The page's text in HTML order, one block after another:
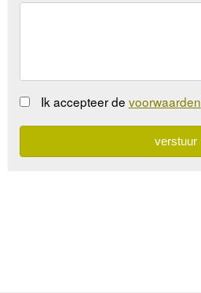
Ik accepteer de voorwaarden